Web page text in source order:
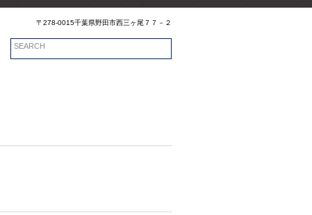
〒278-0015千葉県野田市西三ヶ尾７７－２